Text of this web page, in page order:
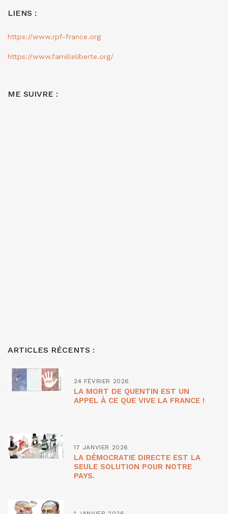
LIENS :
https://www.rpf-france.org
https://www.familleliberte.org/
ME SUIVRE :
ARTICLES RÉCENTS :
24 FÉVRIER 2026
LA MORT DE QUENTIN EST UN
APPEL À CE QUE VIVE LA FRANCE !
17 JANVIER 2026
LA DÉMOCRATIE DIRECTE EST LA
SEULE SOLUTION POUR NOTRE
PAYS.